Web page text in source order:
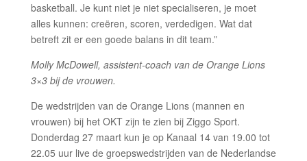
basketball. Je kunt niet je niet specialiseren, je moet
alles kunnen: creëren, scoren, verdedigen. Wat dat
betreft zit er een goede balans in dit team.”
Molly McDowell, assistent-coach van de Orange Lions
3×3 bij de vrouwen.
De wedstrijden van de Orange Lions (mannen en
vrouwen) bij het OKT zijn te zien bij Ziggo Sport.
Donderdag 27 maart kun je op Kanaal 14 van 19.00 tot
22.05 uur live de groepswedstrijden van de Nederlandse